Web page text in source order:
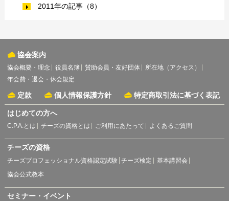
2011年の記事（8）
協会案内
協会概要・理念 役員名簿 賛助会員・友好団体
所在地（アクセス）
年会費・退会・休会規定
定款 個人情報保護方針 特定商取引法に基づく表記
はじめての方へ
C.P.A.とは チーズの資格とは ご利用にあたって よくあるご質問
チーズの資格
チーズプロフェッショナル資格認定試験 チーズ検定
基本講習会
協会公式教本
セミナー・イベント